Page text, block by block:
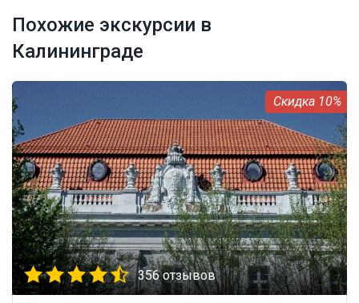
Похожие экскурсии в
Калининграде
10%
356 отзывов